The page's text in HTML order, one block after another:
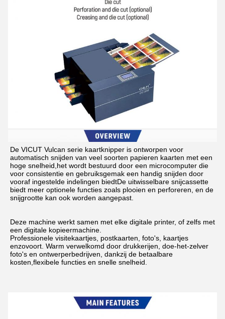
De VICUT Vulcan serie kaartknipper is ontworpen voor
automatisch snijden van veel soorten papieren kaarten met een
hoge snelheid,het wordt bestuurd door een microcomputer die
voor consistentie en gebruiksgemak een handig snijden door
vooraf ingestelde indelingen biedtDe uitwisselbare snijcassette
biedt meer optionele functies zoals plooien en perforeren, en de
snijgrootte kan ook worden aangepast.
Deze machine werkt samen met elke digitale printer, of zelfs met
een digitale kopieermachine.
Professionele visitekaartjes, postkaarten, foto's, kaartjes
enzovoort. Warm verwelkomd door drukkerijen, doe-het-zelver
foto's en ontwerperbedrijven, dankzij de betaalbare
kosten,flexibele functies en snelle snelheid.